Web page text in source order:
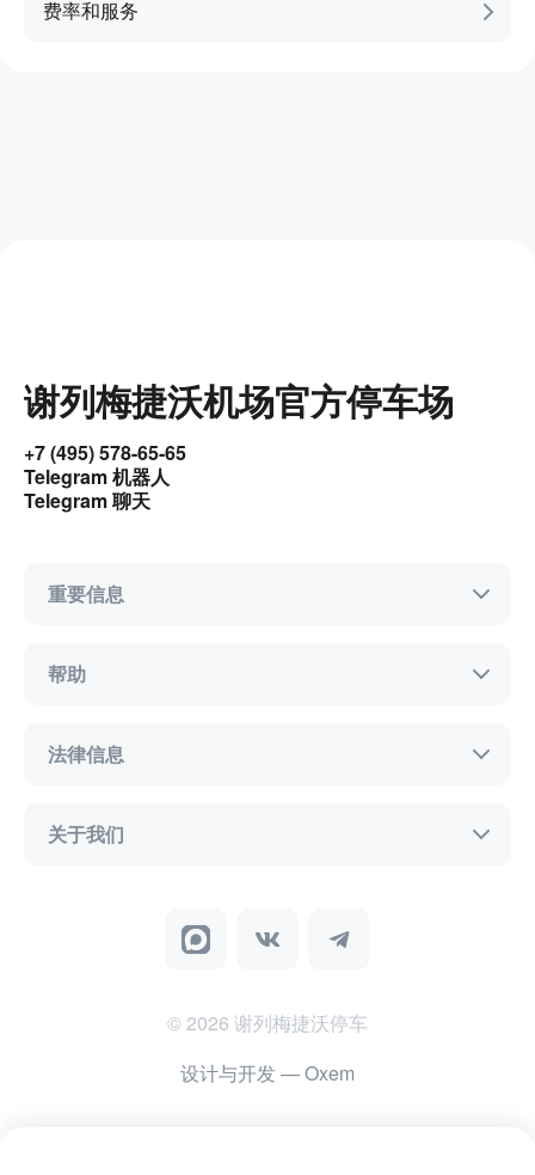
费率和服务
谢列梅捷沃机场官方停车场
+7 (495) 578-65-65
Telegram 机器人
Telegram 聊天
重要信息
帮助
法律信息
关于我们
©2026 谢列梅捷沃停车
设计与开发— Oxem